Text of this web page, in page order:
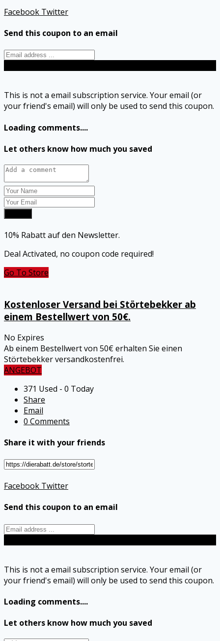
Facebook Twitter
Send this coupon to an email
This is not a email subscription service. Your email (or
your friend's email) will only be used to send this coupon.
Loading comments....
Let others know how much you saved
10% Rabatt auf den Newsletter.
Deal Activated, no coupon code required!
Go To Store
Kostenloser Versand bei Störtebekker ab
einem Bestellwert von 50€.
No Expires
Ab einem Bestellwert von 50€ erhalten Sie einen
Störtebekker versandkostenfrei.
ANGEBOT
371 Used - 0 Today
Share
Email
0 Comments
Share it with your friends
Facebook Twitter
Send this coupon to an email
This is not a email subscription service. Your email (or
your friend's email) will only be used to send this coupon.
Loading comments....
Let others know how much you saved